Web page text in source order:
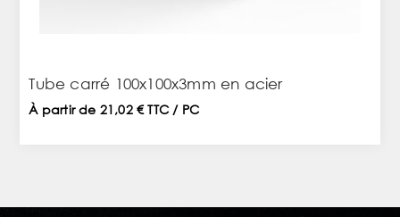
Tube carré 100x100x3mm en acier
À partir de 21,02 € TTC / PC